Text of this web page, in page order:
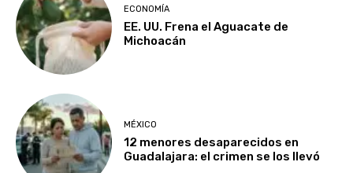
ECONOMÍA
EE. UU. Frena el Aguacate de
Michoacán
MÉXICO
12 menores desaparecidos en
Guadalajara: el crimen se los llevó